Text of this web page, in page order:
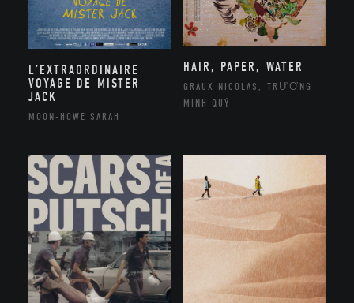
L’EXTRAORDINAIRE
VOYAGE DE MISTER
JACK
MOON-HOWE SARAH
HAIR, PAPER, WATER
GRAUX NICOLAS, TRƯƠNG
MINH QUÝ